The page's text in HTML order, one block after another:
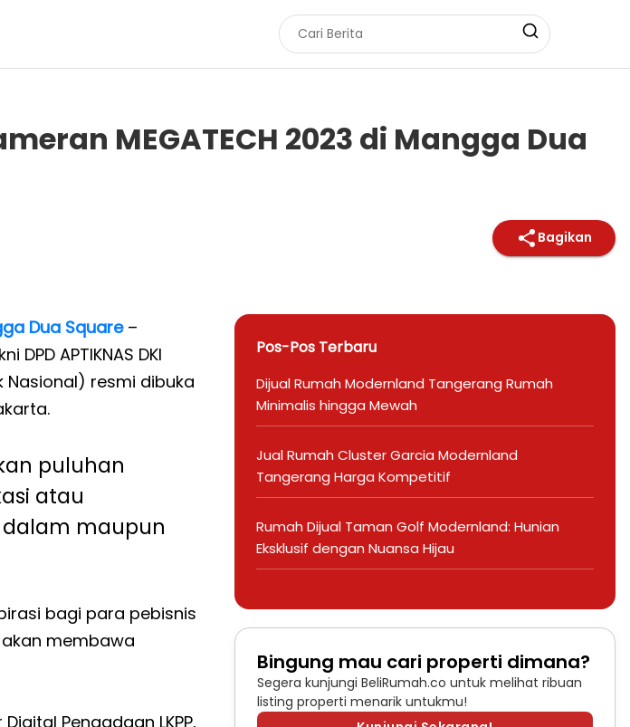
MEGATECH 2023 di Mangga Dua
Bagikan
Dua Square–
APTIKNAS DKI
Nasional) resmi dibuka
puluhan
atau
maupun
bagi para pebisnis
membawa
Pengadaan LKPP,
Pos-Pos Terbaru
Dijual Rumah Modernland Tangerang Rumah
Minimalis hingga Mewah
Jual Rumah Cluster Garcia Modernland
Tangerang Harga Kompetitif
Rumah Dijual Taman Golf Modernland: Hunian
Eksklusif dengan Nuansa Hijau
Bingung mau cari properti dimana?
Segera kunjungi BeliRumah.co untuk melihat ribuan
listing properti menarik untukmu!